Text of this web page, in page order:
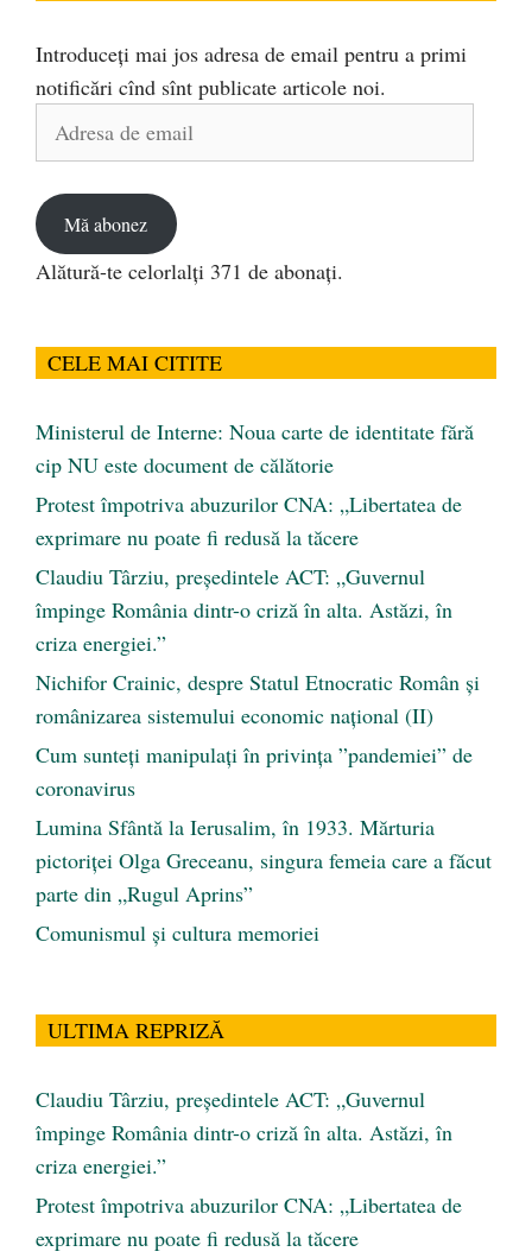
Introduceți mai jos adresa de email pentru a primi
notificări cînd sînt publicate articole noi.
Adresa
Mă abonez
Alătură-te celorlalți 371 de abonați.
CELE MAI CITITE
Ministerul de Interne: Noua carte de identitate fără
cip NU este document de călătorie
Protest împotriva abuzurilor CNA: „Libertatea de
exprimare nu poate fi redusă la tăcere
Claudiu Târziu, președintele ACT: „Guvernul
împinge România dintr-o criză în alta. Astăzi, în
criza energiei.”
Nichifor Crainic, despre Statul Etnocratic Român şi
românizarea sistemului economic naţional (II)
Cum sunteți manipulați în privința ”pandemiei” de
coronavirus
Lumina Sfântă la Ierusalim, în 1933. Mărturia
pictoriței Olga Greceanu, singura femeia care a făcut
parte din „Rugul Aprins”
Comunismul şi cultura memoriei
ULTIMA REPRIZĂ
Claudiu Târziu, președintele ACT: „Guvernul
împinge România dintr-o criză în alta. Astăzi, în
criza energiei.”
Protest împotriva abuzurilor CNA: „Libertatea de
exprimare nu poate fi redusă la tăcere